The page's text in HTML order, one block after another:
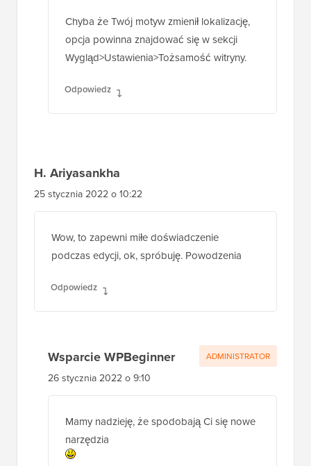
Chyba że Twój motyw zmienił lokalizację,
opcja powinna znajdować się w sekcji
Wygląd>Ustawienia>Tożsamość witryny.
Odpowiedz
H. Ariyasankha
25 stycznia 2022 o 10:22
Wow, to zapewni miłe doświadczenie
podczas edycji, ok, spróbuję. Powodzenia
Odpowiedz
Wsparcie WPBeginner
26 stycznia 2022 o 9:10
Mamy nadzieję, że spodobają Ci się nowe
narzędzia
ADMINISTRATOR